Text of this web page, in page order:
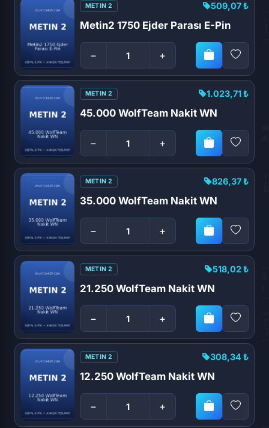
METIN 2
Metin2 1750 Ejder Parası E-Pin
− +
509,07 ₺
METIN 2
45.000 WolfTeam Nakit WN
− +
1.023,71 ₺
METIN 2
35.000 WolfTeam Nakit WN
− +
826,37 ₺
METIN 2
21.250 WolfTeam Nakit WN
− +
518,02 ₺
METIN 2
12.250 WolfTeam Nakit WN
− +
308,34 ₺